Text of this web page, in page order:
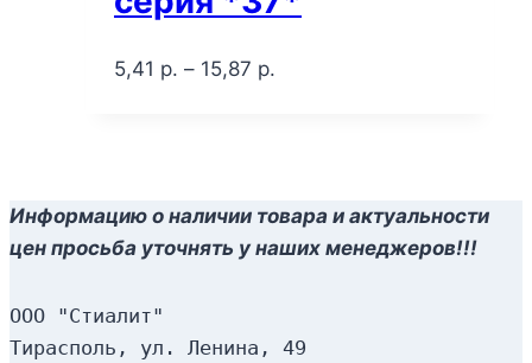
5,41 р. – 15,87 р.
Информацию о наличии товара и актуальности
цен просьба уточнять у наших менеджеров!!!
ООО "Стиалит"
Тирасполь, ул. Ленина, 49